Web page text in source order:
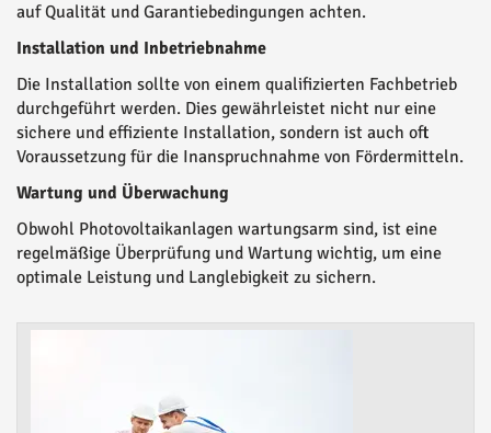
auf Qualität und Garantiebedingungen achten.
Installation und Inbetriebnahme
Die Installation sollte von einem qualifizierten Fachbetrieb
durchgeführt werden. Dies gewährleistet nicht nur eine
sichere und effiziente Installation, sondern ist auch oft
Voraussetzung für die Inanspruchnahme von Fördermitteln.
Wartung und Überwachung
Obwohl Photovoltaikanlagen wartungsarm sind, ist eine
regelmäßige Überprüfung und Wartung wichtig, um eine
optimale Leistung und Langlebigkeit zu sichern.